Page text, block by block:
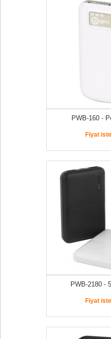
PWB-160 -
Fiyat
PWB-2180 -
Fiyat